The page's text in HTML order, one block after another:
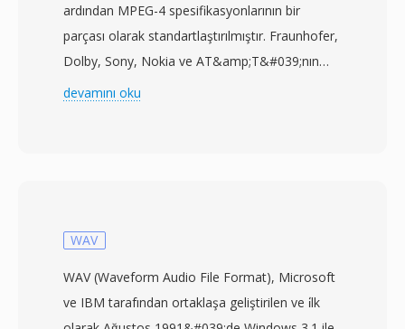
ardından MPEG-4 spesifikasyonlarının bir
parçası olarak standartlaştırılmıştır. Fraunhofer,
Dolby, Sony, Nokia ve AT&amp;T&#039;nın
ortak çalışmasıyla tasarlanan AAC, eşdeğer
birleştirilmiş modifiye ayrık kosinüs dönüşümü
iPhone, iPad), YouTube&#039;un ve birçok akış
hizmetinin varsayılan ses formatı olarak
devamını oku
WAV
WAV (Waveform Audio File Format), Microsoft
ve IBM tarafından ortaklaşa geliştirilen ve i̇lk